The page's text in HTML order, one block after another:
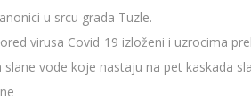
u srcu grada Tuzle.
virusa Covid 19 izloženi i uzrocima
slane vode koje nastaju na pet kaskada